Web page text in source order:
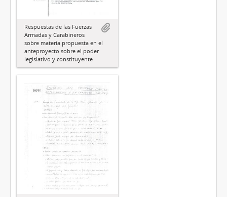
Respuestas de las Fuerzas
Armadas y Carabineros
sobre materia propuesta en el
anteproyecto sobre el poder
legislativo y constituyente